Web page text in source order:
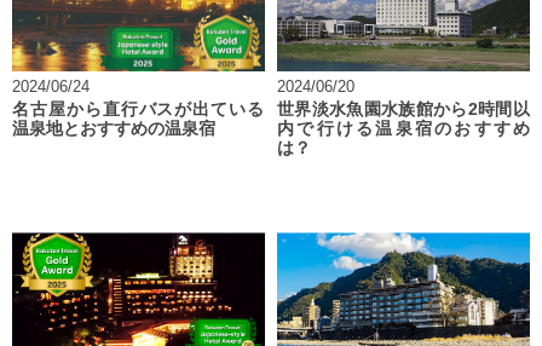
2024/06/24
名古屋から直行バスが出ている
温泉地とおすすめの温泉宿
2024/06/20
世界淡水魚園水族館から2時間以
内で行ける温泉宿のおすすめ
は？